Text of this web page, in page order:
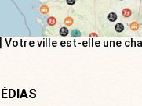
Votre ville est-elle une